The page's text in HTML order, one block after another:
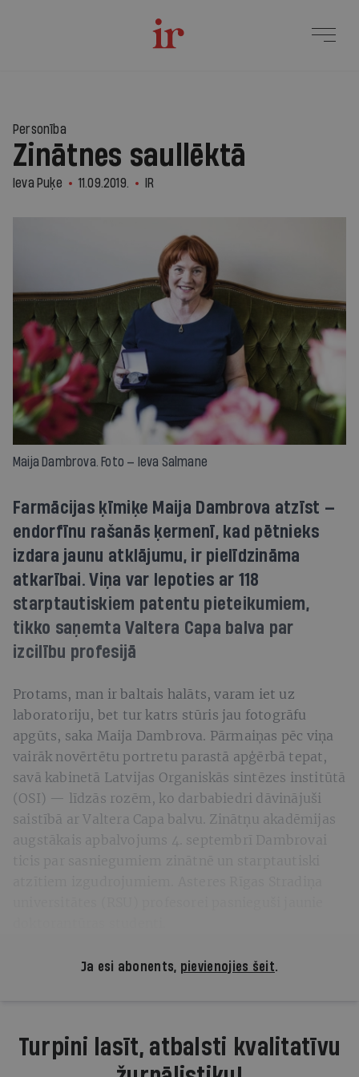
Personība
Zinātnes saullēktā
Ieva Puķe 11.09.2019. IR
Maija Dambrova. Foto — Ieva Salmane
Farmācijas ķīmiķe Maija Dambrova atzīst —
endorfīnu rašanās ķermenī, kad pētnieks
izdara jaunu atklājumu, ir pielīdzināma
atkarībai. Viņa var lepoties ar 118
starptautiskiem patentu pieteikumiem,
tikko saņemta Valtera Capa balva par
izcilību profesijā
Protams, man ir baltais halāts, varam iet uz
laboratoriju, bet tur katrs stūris jau fotogrāfu
apgūts, saka Maija Dambrova. Pārmaiņas pēc viņa
vairāk novērtētu portretu parastā apģērbā tepat,
savā kabinetā Latvijas Organiskās sintēzes institūtā
(OSI) — līdzās rozēm, ko darbabiedri dāvinājuši
saistībā ar Valtera Capa balvu. Zinātņu akadēmijas
augstākais apbalvojums 4. septembrī Dambrovai
Ja esi abonents, pievienojies šeit.
Turpini lasīt, atbalsti kvalitatīvu